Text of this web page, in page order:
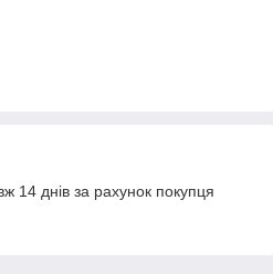
14 днів за рахунок покупця